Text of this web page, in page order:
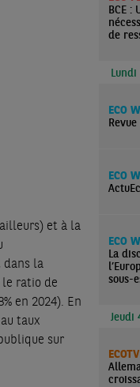
et à la
dans la
ratio de
en 2024). En
taux
sur
BCE :
de
Lundi
ECO
ECO
ECO
La
sous-
Jeudi
ECOTV